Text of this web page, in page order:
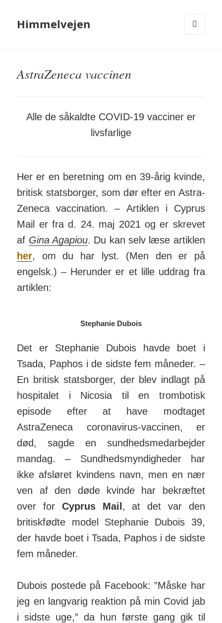
Himmelvejen
AstraZeneca vaccinen
Alle de såkaldte COVID-19 vacciner er
livsfarlige
Her er en beretning om en 39-årig kvinde,
britisk statsborger, som dør efter en Astra­
Zeneca vac­­cination. – Artiklen i Cyprus
Mail er frad. 24. maj 2021 og er skrevet
af Gina Agapiou. Du kan selv læse artiklen
her, om du har lyst. (Men den er på
engelsk.) – Herunder er et lille uddrag fra
artiklen:
Stephanie Dubois
Det er Stephanie Dubois havde boet i
Tsada, Paphos i de sidste fem måneder. –
En britisk statsborger, der blev indlagt på
hospitalet i Nicosia til en trombotisk
episode efter at have modtaget
AstraZeneca corona­virus-vaccinen, er
død, sagde en sund­heds­med­arbejder
mandag. – Sundhedsmyndigheder har
ikke afsløret kvindens navn, men en nær
ven af ​​den døde kvinde har bekræftet
over for Cyprus Mail , at det var den
britiskfødte model Stephanie Dubois 39,
der havde boet i Tsada, Paphos i de sidste
fem måneder.
Dubois postede på Facebook: ”Måske har
jeg en langvarig reaktion på min Covid jab
i sidste uge,” da hun første gang gik til